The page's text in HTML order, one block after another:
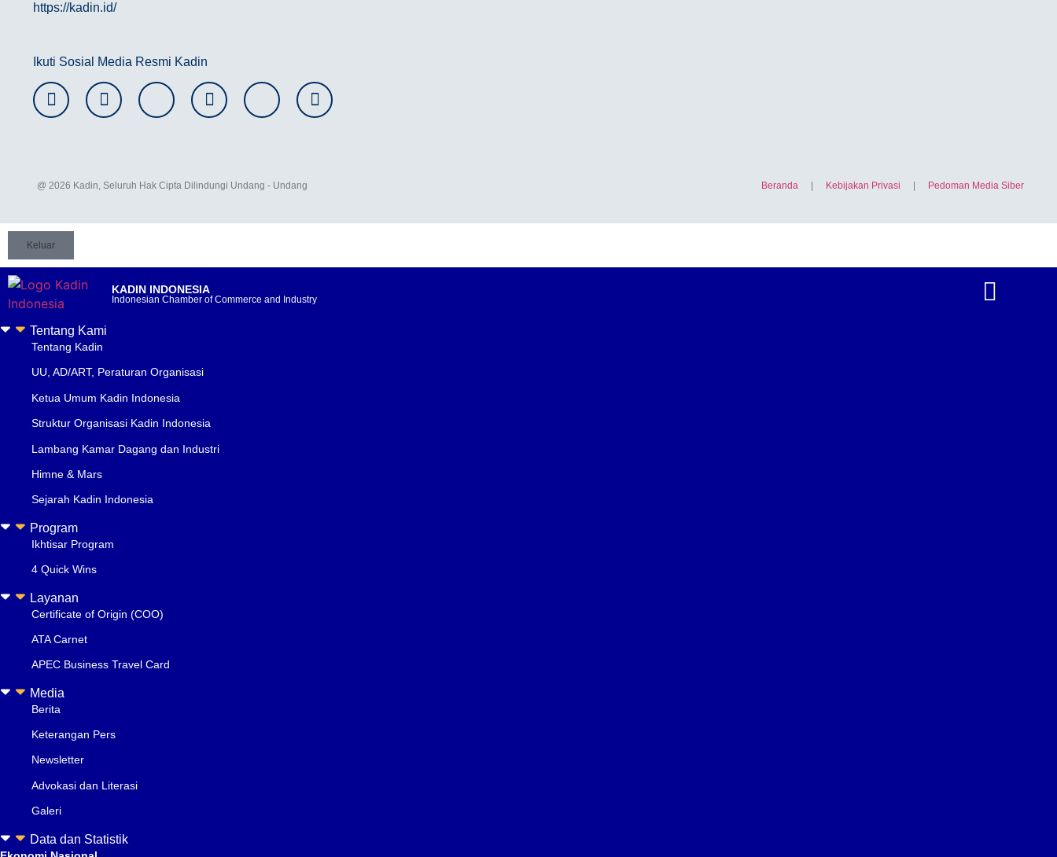
https://kadin.id/
Ikuti Sosial Media Resmi Kadin
@ 2026 Kadin, Seluruh Hak Cipta Dilindungi Undang - Undang Beranda Kebijakan Privasi Pedoman Media Siber
Keluar
KADIN INDONESIA
Indonesian Chamber of Commerce and Industry
Tentang Kami
Tentang Kadin
UU, AD/ART, Peraturan Organisasi
Ketua Umum Kadin Indonesia
Struktur Organisasi Kadin Indonesia
Lambang Kamar Dagang dan Industri
Himne & Mars
Sejarah Kadin Indonesia
Program
Ikhtisar Program
4 Quick Wins
Layanan
Certificate of Origin (COO)
ATA Carnet
APEC Business Travel Card
Media
Berita
Keterangan Pers
Newsletter
Advokasi dan Literasi
Galeri
Data dan Statistik